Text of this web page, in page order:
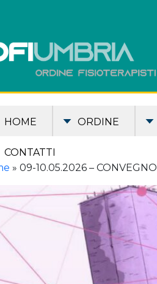
HOME ORDINE
CONTATTI
» 09-10.05.2026 – CONVEGNO